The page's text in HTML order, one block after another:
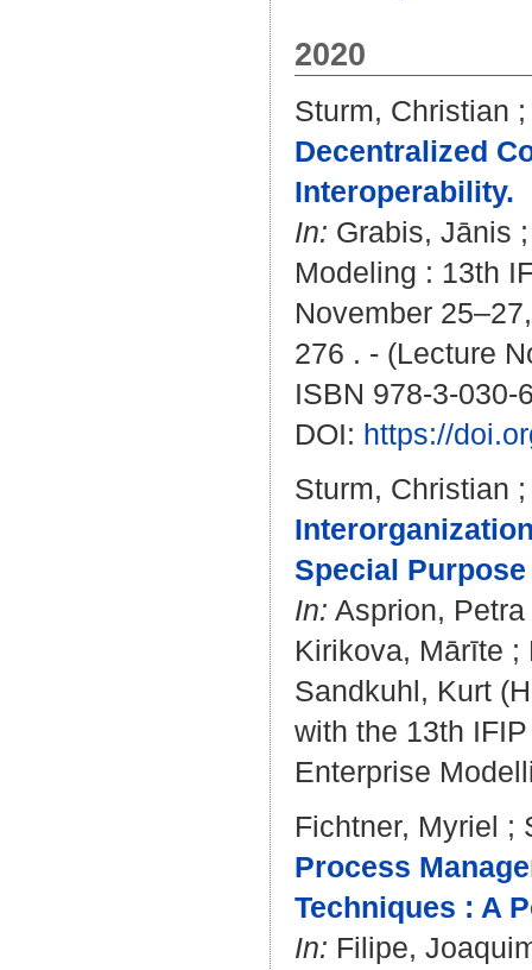
2020
Sturm, Christian
Decentralized
Interoperability.
In: Grabis, Jānis
Modeling : 13th
November
276 . - (Lecture
ISBN 978-3-030-
DOI: https://
Sturm, Christian
Special
In: Asprion,
Kirikova, Mārīte ;
Sandkuhl, Kurt
with the 13th
Enterprise
Fichtner, Myriel ;
Process
Techniques : A
In: Filipe,